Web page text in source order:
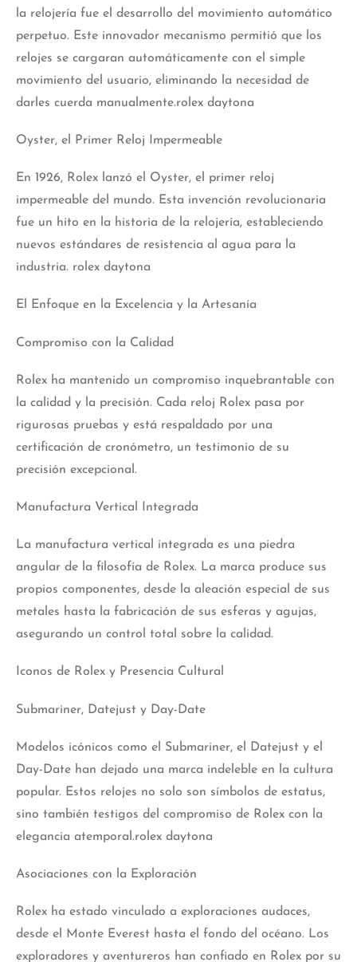
la relojería fue el desarrollo del movimiento automático
perpetuo. Este innovador mecanismo permitió que los
relojes se cargaran automáticamente con el simple
movimiento del usuario, eliminando la necesidad de
darles cuerda manualmente.rolex daytona
Oyster, el Primer Reloj Impermeable
En 1926, Rolex lanzó el Oyster, el primer reloj
impermeable del mundo. Esta invención revolucionaria
fue un hito en la historia de la relojería, estableciendo
nuevos estándares de resistencia al agua para la
industria. rolex daytona
El Enfoque en la Excelencia y la Artesanía
Compromiso con la Calidad
Rolex ha mantenido un compromiso inquebrantable con
la calidad y la precisión. Cada reloj Rolex pasa por
rigurosas pruebas y está respaldado por una
certificación de cronómetro, un testimonio de su
precisión excepcional.
Manufactura Vertical Integrada
La manufactura vertical integrada es una piedra
angular de la filosofía de Rolex. La marca produce sus
propios componentes, desde la aleación especial de sus
metales hasta la fabricación de sus esferas y agujas,
asegurando un control total sobre la calidad.
Iconos de Rolex y Presencia Cultural
Submariner, Datejust y Day-Date
Modelos icónicos como el Submariner, el Datejust y el
Day-Date han dejado una marca indeleble en la cultura
popular. Estos relojes no solo son símbolos de estatus,
sino también testigos del compromiso de Rolex con la
elegancia atemporal.rolex daytona
Asociaciones con la Exploración
Rolex ha estado vinculado a exploraciones audaces,
desde el Monte Everest hasta el fondo del océano. Los
exploradores y aventureros han confiado en Rolex por su